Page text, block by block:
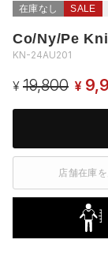
在庫なし SALE
Co/Ny/Pe
KN-24AU201
¥ 19,800 ¥
店舗在庫